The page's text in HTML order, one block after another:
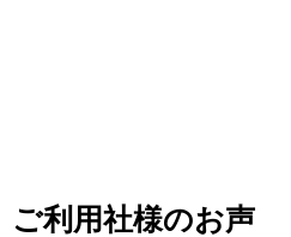
ご利用社様のお声